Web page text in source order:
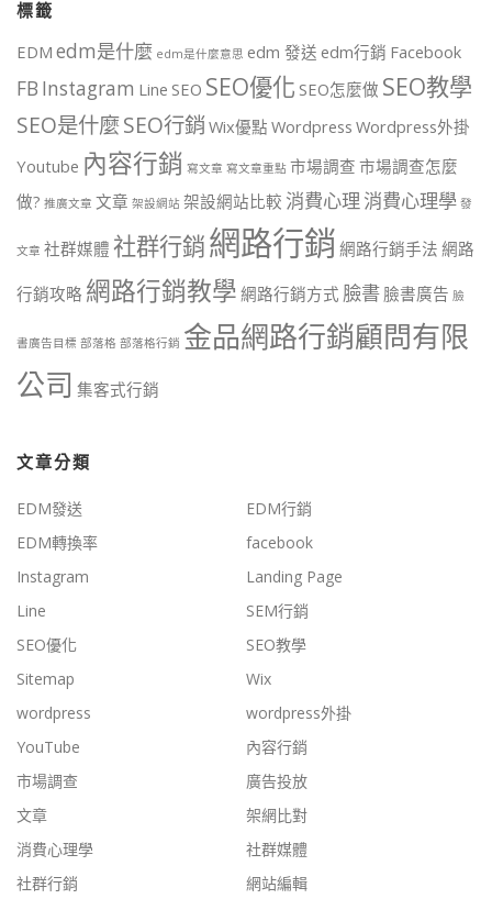
標籤
EDM edm是什麼 edm是什麼意思 edm 發送 edm行銷 Facebook
FB Instagram Line SEO SEO優化 SEO怎麼做 SEO教學
SEO是什麼SEO行銷Wix優點 Wordpress Wordpress外掛
Youtube 內容行銷 寫文章 寫文章重點 市場調查 市場調查怎麼
做? 推廣文章 文章 架設網站 架設網站比較 消費心理 消費心理學 發
文章 社群媒體 社群行銷網路行銷 網路行銷手法 網路
行銷攻略 網路行銷教學 網路行銷方式 臉書 臉書廣告 臉
書廣告目標 部落格 部落格行銷 金品網路行銷顧問有限
公司 集客式行銷
文章分類
EDM發送
EDM行銷
EDM轉換率
facebook
Instagram
Landing Page
Line
SEM行銷
SEO優化
SEO教學
Sitemap
Wix
wordpress
wordpress外掛
YouTube
內容行銷
市場調查
廣告投放
文章
架網比對
消費心理學
社群媒體
社群行銷
網站編輯